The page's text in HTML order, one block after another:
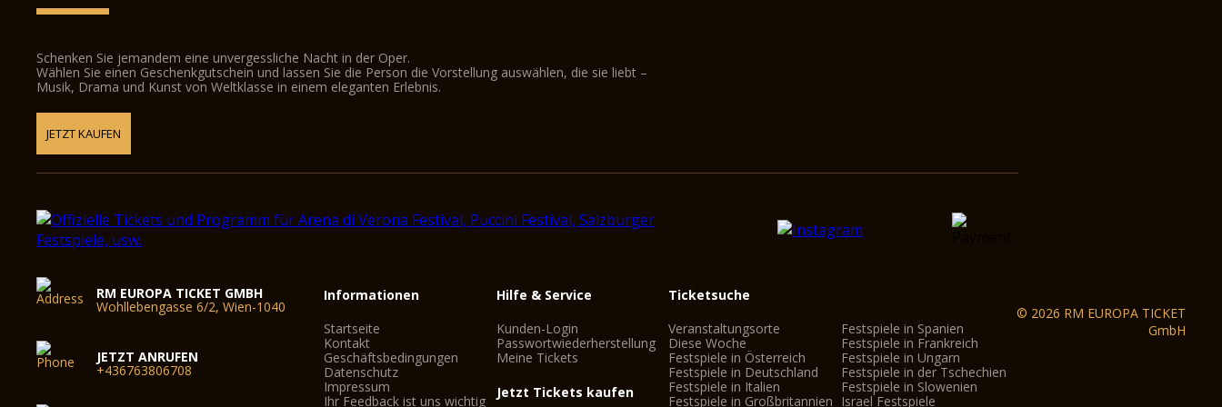
Schenken Sie jemandem eine unvergessliche Nacht in der Oper.
Wählen Sie einen Geschenkgutschein und lassen Sie die Person die Vorstellung auswählen, die sie liebt –
Musik, Drama und Kunst von Weltklasse in einem eleganten Erlebnis.
JETZT KAUFEN
RM EUROPA TICKET GMBH
Wohllebengasse 6/2, Wien-1040
JETZT ANRUFEN
+436763806708
Informationen
Startseite
Kontakt
Geschäftsbedingungen
Datenschutz
Impressum
Ihr Feedback ist uns wichtig
Hilfe & Service
Kunden-Login
Passwortwiederherstellung
Meine Tickets
Jetzt Tickets kaufen
Ticketsuche
Veranstaltungsorte
Diese Woche
Festspiele in Österreich
Festspiele in Deutschland
Festspiele in Italien
Festspiele in Großbritannien
Festspiele in Spanien
Festspiele in Frankreich
Festspiele in Ungarn
Festspiele in der Tschechien
Festspiele in Slowenien
Israel Festspiele
© 2026 RM EUROPA TICKET
GmbH